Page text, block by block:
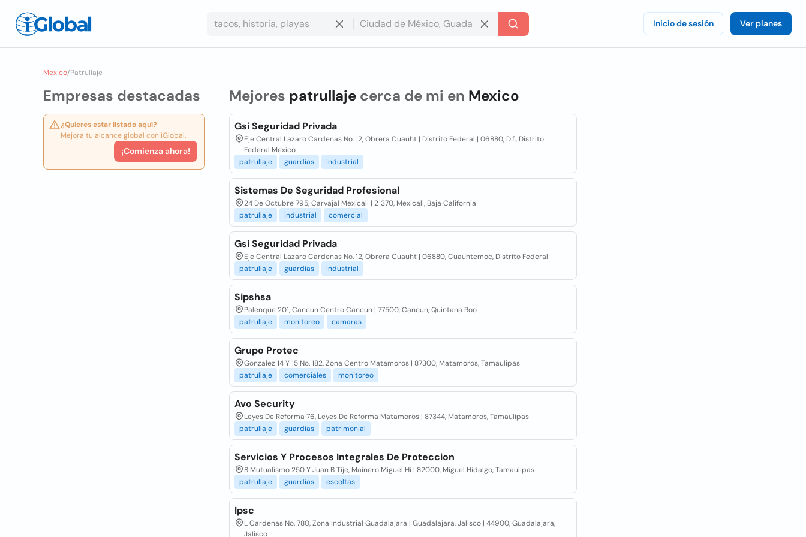
Inicio de sesión Ver planes
Mexico/Patrullaje
Empresas destacadas
¿Quieres estar listado aquí?
Mejora tu alcance global con iGlobal.
¡Comienza ahora!
Mejores patrullajecerca de mi en Mexico
Gsi Seguridad Privada
Eje Central Lazaro Cardenas No. 12, Obrera Cuauht | Distrito Federal | 06880, D.f., Distrito
Federal Mexico
patrullaje
guardias industrial
Sistemas De Seguridad Profesional
24 De Octubre 795, Carvajal Mexicali | 21370, Mexicali, Baja California
patrullaje
industrial comercial
Gsi Seguridad Privada
Eje Central Lazaro Cardenas No. 12, Obrera Cuauht | 06880, Cuauhtemoc, Distrito Federal
patrullaje
guardias industrial
Sipshsa
Palenque 201, Cancun Centro Cancun | 77500, Cancun, Quintana Roo
patrullaje
monitoreo camaras
Grupo Protec
Gonzalez 14 Y 15 No. 182, Zona Centro Matamoros | 87300, Matamoros, Tamaulipas
patrullaje
comerciales monitoreo
Avo Security
Leyes De Reforma 76, Leyes De Reforma Matamoros | 87344, Matamoros, Tamaulipas
patrullaje
guardias patrimonial
Servicios Y Procesos Integrales De Proteccion
8 Mutualismo 250 Y Juan B Tije, Mainero Miguel Hi | 82000, Miguel Hidalgo, Tamaulipas
patrullaje
guardias escoltas
Ipsc
L Cardenas No. 780, Zona Industrial Guadalajara | Guadalajara, Jalisco | 44900, Guadalajara,
Jalisco